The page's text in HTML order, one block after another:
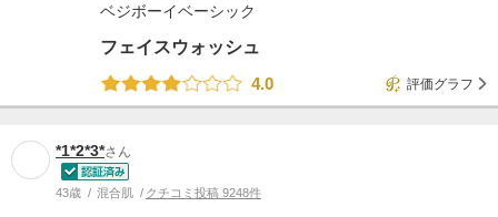
ベジボーイベーシック
フェイスウォッシュ
4.0
評価グラフ
*1*2*3*さん
43歳 混合肌 クチコミ投稿 9248件